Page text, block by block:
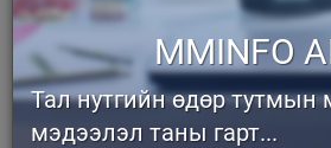
MMINFO
Тал нутгийн өдөр тутмын
мэдээлэл таны гарт...